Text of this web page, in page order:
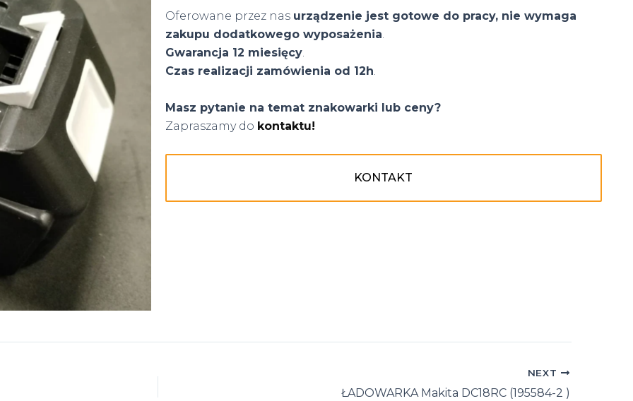
Oferowane przez nas urządzenie jest gotowe do pracy, nie wymaga
zakupu dodatkowego wyposażenia.
Gwarancja 12 miesięcy.
Czas realizacji zamówienia od 12h.
Masz pytanie na temat znakowarki lub ceny?
Zapraszamy do kontaktu!
KONTAKT
NEXT
ŁADOWARKA Makita DC18RC (195584-2 )